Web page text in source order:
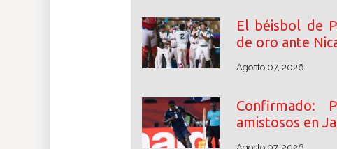
El béisbol de
de oro ante
Agosto 07, 2026
Confirmado:
amistosos en